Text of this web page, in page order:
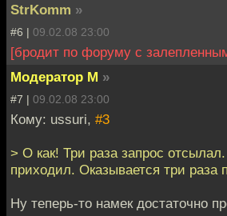
StrKomm »
#6 | 09.02.08 23:00
[бродит по форуму с
Модератор М »
#7 | 09.02.08 23:00
Кому: ussuri, #3
> О как! Три раза запрос
приходил. Оказывается три раза
Ну теперь-то намек достаточно